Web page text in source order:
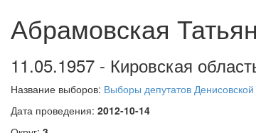
Абрамовская
11.05.1957 - Кировская
Название выборов: Выборы депутатов
Дата проведения: 2012-10-14